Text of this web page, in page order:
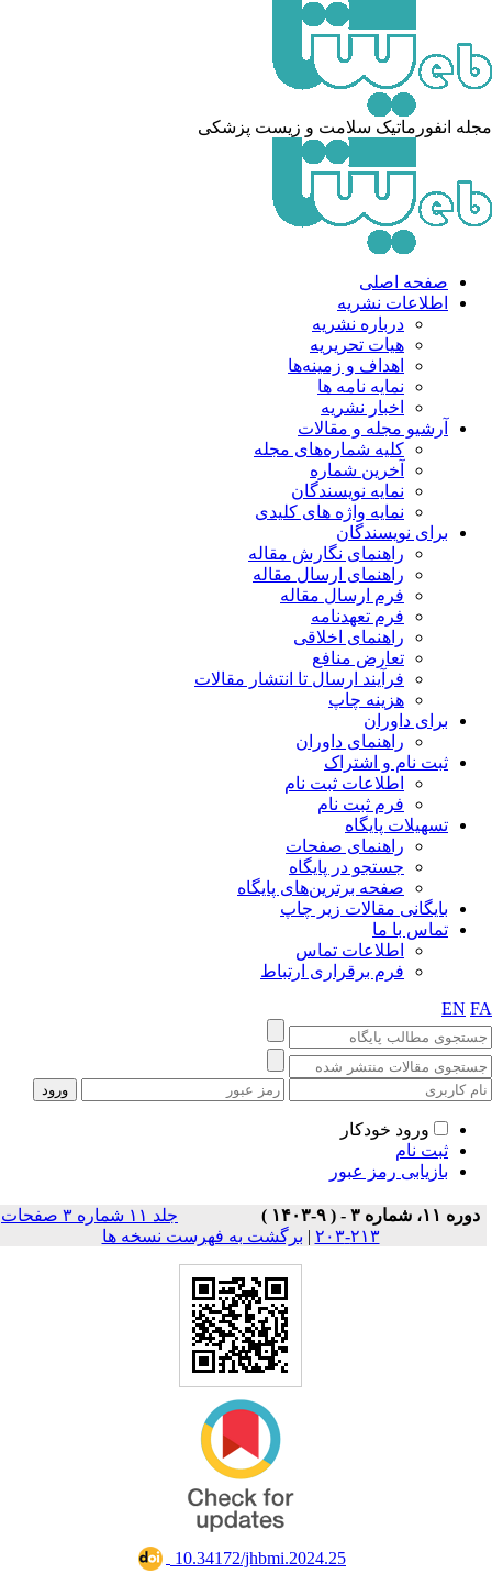
انفورماتیک سلامت و زیست پزشکی
صفحه اصلی
اطلاعات نشریه
درباره نشریه
هیات تحریریه
اهداف و زمینه‌ها
نمایه نامه ها
اخبار نشریه
آرشیو مجله و مقالات
کلیه شماره‌های مجله
آخرین شماره
نمایه نویسندگان
نمایه واژه های کلیدی
برای نویسندگان
راهنمای نگارش مقاله
راهنمای ارسال مقاله
فرم ارسال مقاله
فرم تعهدنامه
راهنمای اخلاقی
تعارض منافع
فرآیند ارسال تا انتشار مقالات
هزینه چاپ
برای داوران
راهنمای داوران
ثبت نام و اشتراک
اطلاعات ثبت نام
فرم ثبت نام
تسهیلات پایگاه
راهنمای صفحات
جستجو در پایگاه
صفحه برترین‌های پایگاه
بایگانی مقالات زیر چاپ
تماس با ما
اطلاعات تماس
فرم برقراری ارتباط
EN
ورود خودکار
ثبت نام
بازیابی رمز عبور
دوره ۱۱، شماره ۳ - ( ۹-۱۴۰۳ )
جلد ۱۱ شماره ۳ صفحات
۲۱۳-۲۰۳
| برگشت به فهرست نسخه ها
‎ 10.34172/jhbmi.2024.25